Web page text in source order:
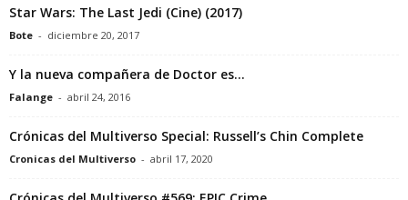
Star Wars: The Last Jedi (Cine) (2017)
Bote - diciembre 20, 2017
Y la nueva compañera de Doctor es…
Falange - abril 24, 2016
Crónicas del Multiverso Special: Russell’s Chin Complete
Cronicas del Multiverso - abril 17, 2020